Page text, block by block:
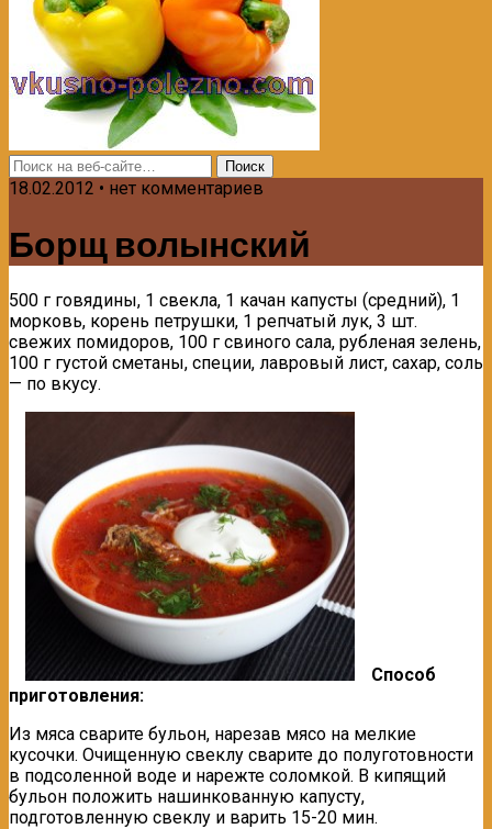
18.02.2012 • нет комментариев
Борщ волынский
500 г говядины, 1 свекла, 1 качан капусты (средний), 1
морковь, корень петрушки, 1 репчатый лук, 3 шт.
свежих помидоров, 100 г свиного сала, рубленая зелень,
100 г густой сметаны, специи, лавровый лист, сахар, соль
— по вкусу.
Способ
приготовления:
Из мяса сварите бульон, нарезав мясо на мелкие
кусочки. Очищенную свеклу сварите до полуготовности
в подсоленной воде и нарежте соломкой. В кипящий
бульон положить нашинкованную капусту,
подготовленную свеклу и варить 15-20 мин.